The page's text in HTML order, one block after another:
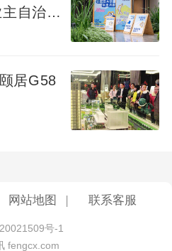
通过建立覆盖全球70
，极大减少中间环节成
和价格优势。同时，山
Mark在其商
，能够创造独特卖点
自治社
居G58
网站地图 联系客服
号-1
fengcx.com